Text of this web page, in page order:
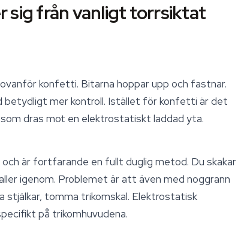
sig från vanligt torrsiktat
konfetti. Bitarna hoppar upp och fastnar.
betydligt mer kontroll. Istället för konfetti är det
dras mot en elektrostatiskt laddad yta.
är fortfarande en fullt duglig metod. Du skakar
igenom. Problemet är att även med noggrann
stjälkar, tomma trikomskal. Elektrostatisk
på trikomhuvudena.